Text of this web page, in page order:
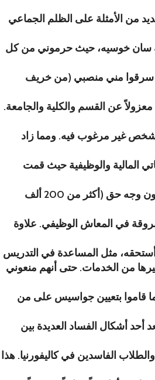
من الأمثلة على الظلم الجماعي
سان خوسيه، حيث حرموني من كل
سرقوا مني منصبي (من خريف
عن القسم والكلية والجامعة.
غير مرغوب فيه. ومما زاد
المالية والوظيفية حيث قمت
المبالغ التي سُرقت مني دون وجه حق (أكثر من 200 ألف
في المعاش الوظيفي. علاوة
من الخدمات. حتى أنهم منعوني
قاموا بتعيين جواسيس على من
أحد أشكال الفساد العديدة بين
الفاسدين في كاليفورنيا. هذا